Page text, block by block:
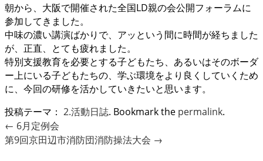
朝から、大阪で開催された全国LD親の会公開フォーラムに
参加してきました。
中味の濃い講演ばかりで、アッという間に時間が経ちました
が、正直、とても疲れました。
特別支援教育を必要とする子どもたち、あるいはそのボーダ
ー上にいる子どもたちの、学ぶ環境をより良くしていくため
に、今回の研修を活かしていきたいと思います。
投稿テーマ： 2.活動日誌. Bookmark the permalink.
← 6月定例会
第9回京田辺市消防団消防操法大会 →